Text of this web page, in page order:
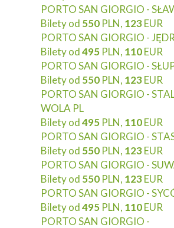
PORTO SAN GIORGIO -
Bilety od 550 PLN, 123EUR
PORTO SAN GIORGIO -
Bilety od495 PLN, 110EUR
PORTO SAN GIORGIO -
Bilety od 550 PLN, 123EUR
PORTO SAN GIORGIO -
WOLA PL
Bilety od495 PLN, 110EUR
PORTO SAN GIORGIO -
Bilety od 550 PLN, 123EUR
PORTO SAN GIORGIO -
Bilety od 550 PLN, 123EUR
PORTO SAN GIORGIO -
Bilety od495 PLN, 110EUR
PORTO SAN GIORGIO -